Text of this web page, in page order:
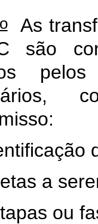
oAs
são
a
ou